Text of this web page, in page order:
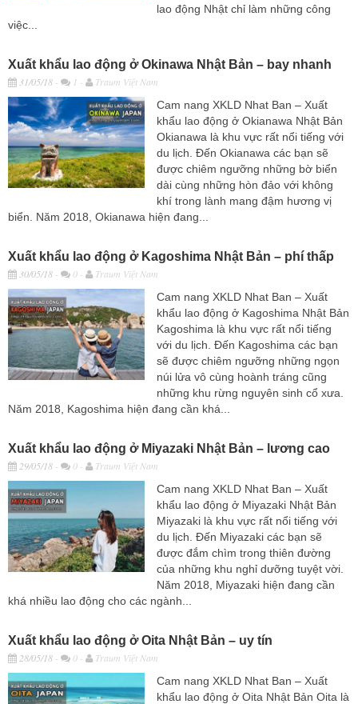
lao động Nhật chỉ làm những công
việc...
Xuất khẩu lao động ở Okinawa Nhật Bản – bay nhanh
31/05/18 - 1 -
Traum Việt Nam
Cam nang XKLD Nhat Ban – Xuất
khẩu lao động ở Okianawa Nhật Bản
Okianawa là khu vực rất nổi tiếng với
du lịch. Đến Okianawa các bạn sẽ
được chiêm ngưỡng những bờ biển
dài cùng những hòn đảo với không
khí trong lành mang đậm hương vị
biển. Năm 2018, Okianawa hiện đang...
Xuất khẩu lao động ở Kagoshima Nhật Bản – phí thấp
30/05/18 - 0 -
Traum Việt Nam
Cam nang XKLD Nhat Ban – Xuất
khẩu lao động ở Kagoshima Nhật Bản
Kagoshima là khu vực rất nổi tiếng
với du lịch. Đến Kagoshima các bạn
sẽ được chiêm ngưỡng những ngọn
núi lửa vô cùng hoành tráng cũng
những khu rừng nguyên sinh cổ xưa.
Năm 2018, Kagoshima hiện đang cần khá...
Xuất khẩu lao động ở Miyazaki Nhật Bản – lương cao
29/05/18 - 0 -
Traum Việt Nam
Cam nang XKLD Nhat Ban – Xuất
khẩu lao động ở Miyazaki Nhật Bản
Miyazaki là khu vực rất nổi tiếng với
du lịch. Đến Miyazaki các bạn sẽ
được đắm chìm trong thiên đường
của những khu nghỉ dưỡng tuyệt vời.
Năm 2018, Miyazaki hiện đang cần
khá nhiều lao động cho các ngành...
Xuất khẩu lao động ở Oita Nhật Bản – uy tín
28/05/18 - 0 -
Traum Việt Nam
Cam nang XKLD Nhat Ban – Xuất
khẩu lao động ở Oita Nhật Bản Oita là